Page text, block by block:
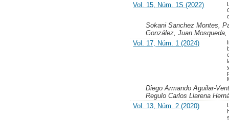
Vol. 15, Núm. 1S (2022)
Sokani Sanchez Montes,
González, Juan
Vol. 17, Núm. 1 (2024)
Diego Armando Aguilar-
Regulo Carlos Llarena
Vol. 13, Núm. 2 (2020)